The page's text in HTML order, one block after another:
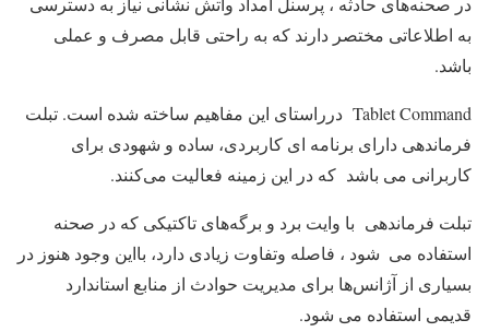
به اطلاعاتی مختصر دارند که به راحتی قابل مصرف و عملی
باشد.
Tablet Command درراستای این مفاهیم ساخته شده است. تبلت
فرماندهی دارای برنامه ای کاربردی، ساده و شهودی برای
کاربرانی می باشد که در این زمینه فعالیت می‌کنند.
تبلت فرماندهی با وایت برد و برگه‌های تاکتیکی که در صحنه
استفاده می ‌ شود ، فاصله وتفاوت زیادی دارد، بااین وجود هنوز در
بسیاری از آژانس‌ها برای مدیریت حوادث از منابع استاندارد
قدیمی استفاده می شود.